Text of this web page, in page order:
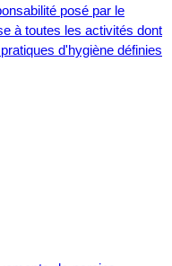
posé par le
à toutes les activités dont
d'hygiène définies